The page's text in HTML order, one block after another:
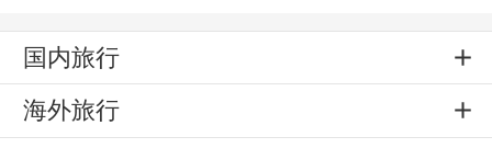
国内旅行
海外旅行